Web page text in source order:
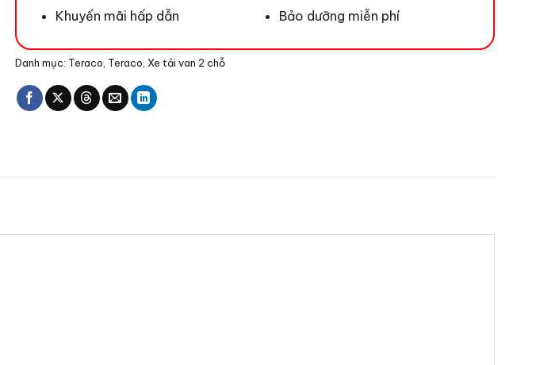
Khuyến mãi hấp dẫn
Bảo dưỡng miễn phí
Danh mục: Teraco, Teraco, Xe tải van 2 chỗ